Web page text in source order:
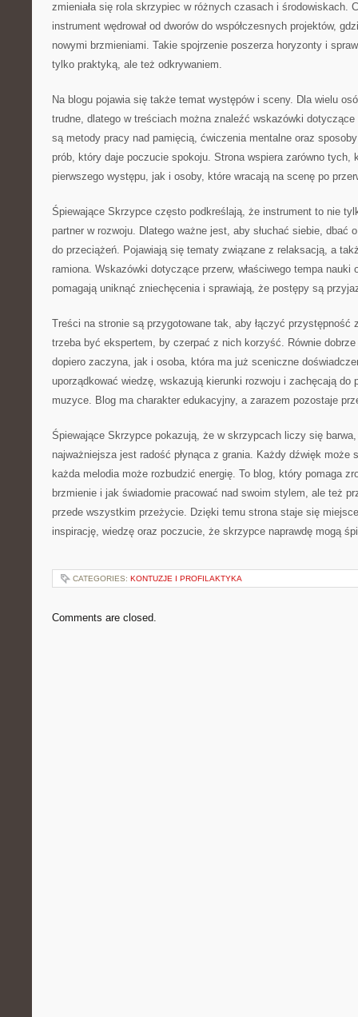
zmieniała się rola skrzypiec w różnych czasach i środowiskach.
instrument wędrował od dworów do współczesnych projektów,
nowymi brzmieniami. Takie spojrzenie poszerza horyzonty i
tylko praktyką, ale też odkrywaniem.
Na blogu pojawia się także temat występów i sceny. Dla wielu
trudne, dlatego w treściach można znaleźć wskazówki dotyczące
są metody pracy nad pamięcią, ćwiczenia mentalne oraz
prób, który daje poczucie spokoju. Strona wspiera zarówno tych,
pierwszego występu, jak i osoby, które wracają na scenę po
Śpiewające Skrzypce często podkreślają, że instrument to nie
partner w rozwoju. Dlatego ważne jest, aby słuchać siebie, dbać
do przeciążeń. Pojawiają się tematy związane z relaksacją, a
ramiona. Wskazówki dotyczące przerw, właściwego tempa nauki
pomagają uniknąć zniechęcenia i sprawiają, że postępy są
Treści na stronie są przygotowane tak, aby łączyć przystępność
trzeba być ekspertem, by czerpać z nich korzyść. Równie
dopiero zaczyna, jak i osoba, która ma już sceniczne
uporządkować wiedzę, wskazują kierunki rozwoju i zachęcają do
muzyce. Blog ma charakter edukacyjny, a zarazem pozostaje
Śpiewające Skrzypce pokazują, że w skrzypcach liczy się
najważniejsza jest radość płynąca z grania. Każdy dźwięk może
każda melodia może rozbudzić energię. To blog, który pomaga
brzmienie i jak świadomie pracować nad swoim stylem, ale też
przede wszystkim przeżycie. Dzięki temu strona staje się
inspirację, wiedzę oraz poczucie, że skrzypce naprawdę mogą
CATEGORIES: KONTUZJE I PROFILAKTYKA
Comments are closed.